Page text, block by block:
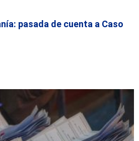
pasada de cuenta a Caso